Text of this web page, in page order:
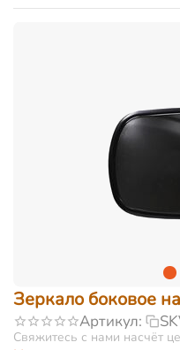
Зеркало боковое
Артикул:
Свяжитесь с нами насчёт